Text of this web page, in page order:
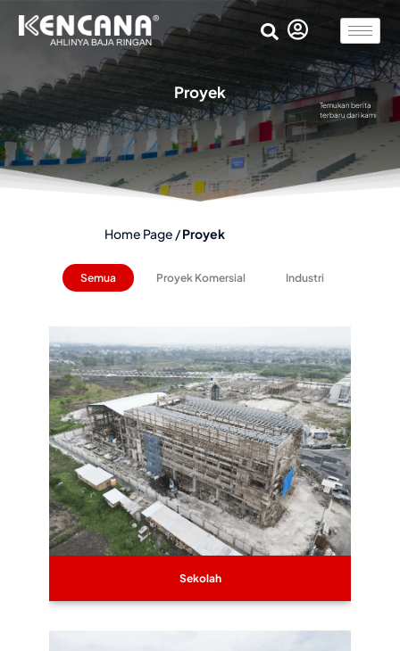
Proyek
Temukan berita
terbaru dari kami
Home Page /Proyek
Semua Proyek Komersial Industri
Sekolah